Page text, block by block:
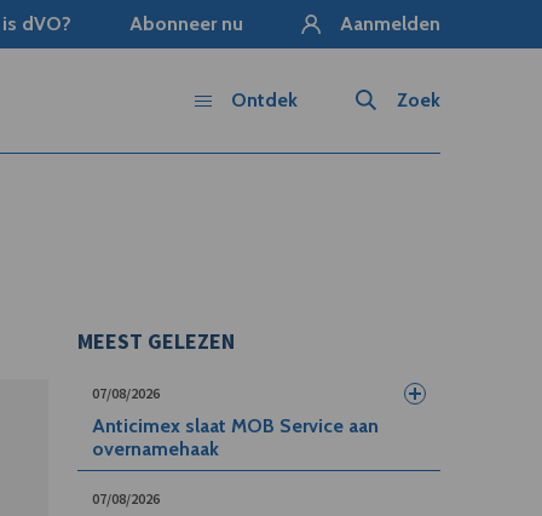
dVO? Abonneer nu Aanmelden
Zoek
Ontdek
MEEST GELEZEN
07/08/2026
Anticimex slaat MOB Service aan
overnamehaak
07/08/2026